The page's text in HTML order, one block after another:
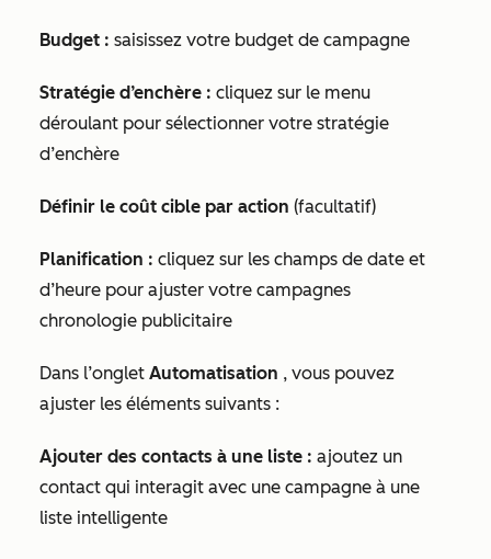
Budget : saisissez votre budget de campagne
Stratégie d’enchère : cliquez sur le menu
déroulant pour sélectionner votre stratégie
d’enchère
Définir le coût cible par action (facultatif)
Planification : cliquez sur les champs de date et
d’heure pour ajuster votre campagnes
chronologie publicitaire
Dans l’onglet Automatisation , vous pouvez
ajuster les éléments suivants :
Ajouter des contacts à une liste : ajoutez un
contact qui interagit avec une campagne à une
liste intelligente